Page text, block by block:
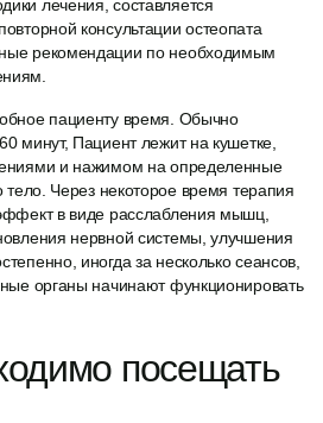
лечения, составляется
консультации остеопата
рекомендации по необходимым
пациенту время. Обычно
минут, Пациент лежит на кушетке,
и нажимом на определенные
тело. Через некоторое время терапия
в виде расслабления мышц,
нервной системы, улучшения
иногда за несколько сеансов,
органы начинают функционировать
посещать